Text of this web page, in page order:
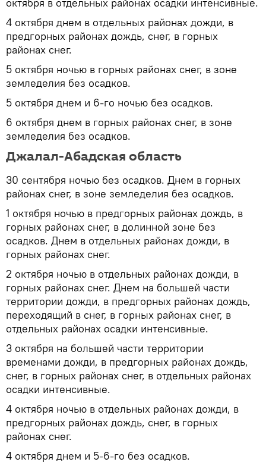
4 октября днем в отдельных районах дожди, в
предгорных районах дождь, снег, в горных
районах снег.
5 октября ночью в горных районах снег, в зоне
земледелия без осадков.
5 октября днем и 6-го ночью без осадков.
6 октября днем в горных районах снег, в зоне
земледелия без осадков.
Джалал-Абадская область
30 сентября ночью без осадков. Днем в горных
районах снег, в зоне земледелия без осадков.
1 октября ночью в предгорных районах дождь, в
горных районах снег, в долинной зоне без
осадков. Днем в отдельных районах дожди, в
горных районах снег.
2 октября ночью в отдельных районах дожди, в
горных районах снег. Днем на большей части
территории дожди, в предгорных районах дождь,
переходящий в снег, в горных районах снег, в
отдельных районах осадки интенсивные.
3 октября на большей части территории
временами дожди, в предгорных районах дождь,
снег, в горных районах снег, в отдельных районах
осадки интенсивные.
4 октября ночью в отдельных районах дожди, в
предгорных районах дождь, снег, в горных
районах снег.
4 октября днем и 5-6-го без осадков.